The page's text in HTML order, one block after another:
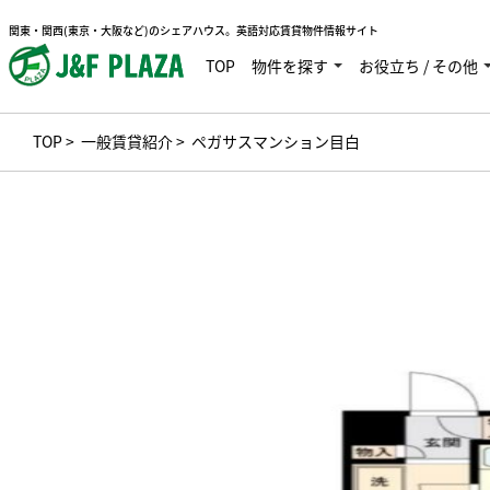
関東・関西(東京・大阪など)のシェアハウス。英語対応賃貸物件情報サイト
TOP 物件を探す お役立ち / その他
TOP> 一般賃貸紹介> ペガサスマンション目白